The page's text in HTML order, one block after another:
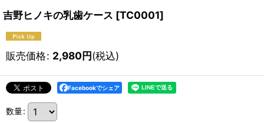
吉野ヒノキの乳歯ケース [TC0001]
販売価格: 2,980円(税込)
Facebookでシェア
数量: